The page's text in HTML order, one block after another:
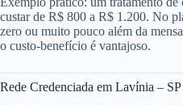
custar de R$ 800 a R$ 1.200. No
zero ou muito pouco além da
o custo-benefício é vantajoso.
Rede Credenciada em Lavínia – SP